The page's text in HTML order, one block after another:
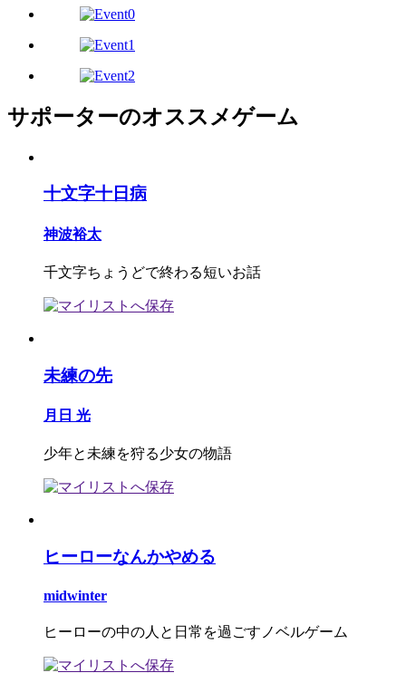
サポーターのオススメゲーム
十文字十日病
神波裕太
千文字ちょうどで終わる短いお話
未練の先
月日 光
少年と未練を狩る少女の物語
ヒーローなんかやめる
midwinter
ヒーローの中の人と日常を過ごすノベルゲーム